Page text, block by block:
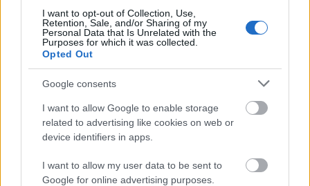
I want to opt-out of Collection, Use,
Retention, Sale, and/or Sharing of my
Personal Data that Is Unrelated with the
Purposes for which it was collected.
Opted Out
Google consents
I want to allow Google to enable storage
related to advertising like cookies on web or
device identifiers in apps.
I want to allow my user data to be sent to
Google for online advertising purposes.
előadásban igazi helikopterrel és teherautókkal
dolgoztunk. Ezért az, hogy valaki nincs ott időben a
próbán, nem áll a helyén és nem tesz arrébb egy
tárgyat egy adott pillanatban, akár tragédiát is
okozhatott volna. Egy ilyen helyzetben elfogadhatatlan,
hogy valaki elkéssen vagy ne figyeljen minden
idegszálával a színpadon. Enyém volt a felelősség és én
túllőttem a célon, amikor meg akartam leckéztetni a
tehetségesnek tartott fiatalembert. Ákos többet nem
késett és a következő években lelkesen dolgozott több
produkcióimban. A történet nem volt titok, sokszor
elmesélte baráti körben az elmúlt 24 évben. Maros Ákos